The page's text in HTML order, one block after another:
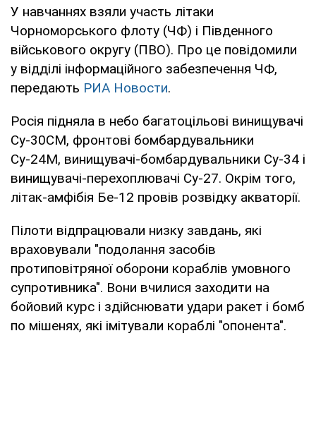
У навчаннях взяли участь літаки
Чорноморського флоту (ЧФ) і Південного
військового округу (ПВО). Про це повідомили
у відділі інформаційного забезпечення ЧФ,
передають РИА Новости.
Росія підняла в небо багатоцільові винищувачі
Су-30СМ, фронтові бомбардувальники
Су-24М, винищувачі-бомбардувальники Су-34 і
винищувачі-перехоплювачі Су-27. Окрім того,
літак-амфібія Бе-12 провів розвідку акваторії.
Пілоти відпрацювали низку завдань, які
враховували "подолання засобів
протиповітряної оборони кораблів умовного
супротивника". Вони вчилися заходити на
бойовий курс і здійснювати удари ракет і бомб
по мішенях, які імітували кораблі "опонента".